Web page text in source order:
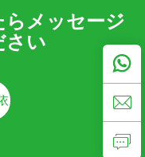
メッセージ
さい